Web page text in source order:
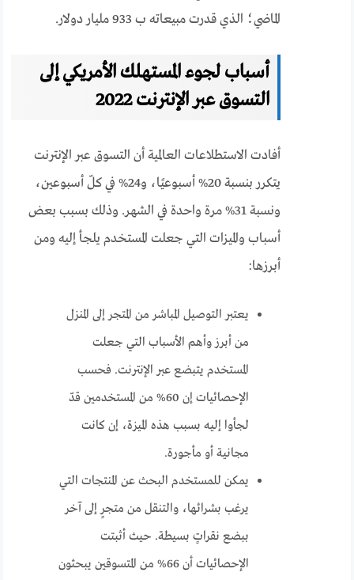
الماضي؛ الذي قدرت مبيعاته ب 933 مليار دولار.
أسباب لجوء المستهلك الأمريكي إلى
التسوق عبر الإنترنت 2022
أفادت الاستطلاعات العالمية أن التسوق عبر الإنترنت
يتكرر بنسبة 20% أسبوعيًا، و24% في كلّ أسبوعين،
ونسبة 31% مرة واحدة في الشهر. وذلك بسبب بعض
أسباب والميزات التي جعلت المستخدم يلجأ إليه ومن
أبرزها:
يعتبر التوصيل المباشر من المتجر إلى المنزل
من أبرز وأهم الأسباب التي جعلت
المستخدم يتبضع عبر الإنترنت. فحسب
الإحصائيات إن 60% من المستخدمين قدّ
لجأوا إليه بسبب هذه الميزة، إن كانت
مجانية أو مأجورة.
يمكن للمستخدم البحث عن المنتجات التي
يرغب بشرائها، والتنقل من متجرٍ إلى آخر
ببضع نقراتٍ بسيطة. حيث أثبتت
الإحصائيات أن 66% من المتسوقين يبحثون